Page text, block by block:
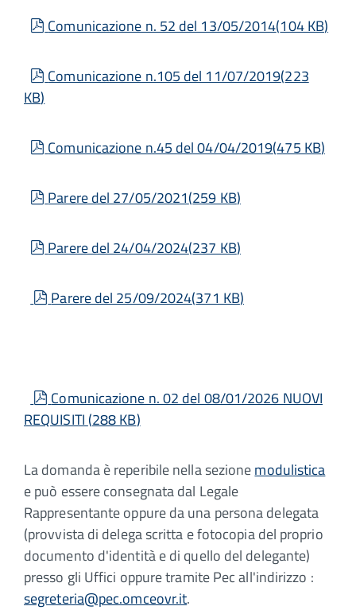
pdf
Comunicazione n. 52 del 13/05/2014(104 KB)
pdf
Comunicazione n.105 del 11/07/2019(223
KB)
pdf
Comunicazione n.45 del 04/04/2019(475 KB)
pdf
Parere del 27/05/2021(259 KB)
pdf
Parere del 24/04/2024(237 KB)
pdf
Parere del 25/09/2024(371 KB)
pdf
Comunicazione n. 02 del 08/01/2026 NUOVI
REQUISITI (288 KB)
La domanda è reperibile nella sezionemodulistica
e può essere consegnata dal Legale
Rappresentante oppure da una persona delegata
(provvista di delega scritta e fotocopia del proprio
documento d'identità e di quello del delegante)
presso gli Uffici oppure tramite Pec all'indirizzo :
segreteria@pec.omceovr.it.